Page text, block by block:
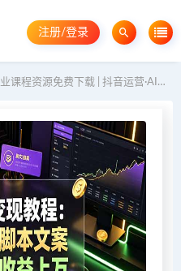
注册/登录
源免费下载 | 抖音运营·AI教程·GEO优化